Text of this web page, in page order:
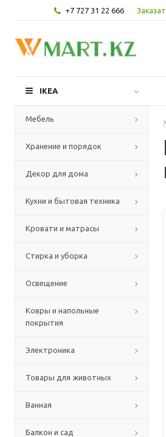
+7 727 31 22 666
IKEA
Мебель
Хранение и порядок
Декор для дома
Кухни и бытовая техника
Кровати и матрасы
Стирка и уборка
Освещение
Ковры и напольные
покрытия
Электроника
Товары для животных
Ванная
Балкон и сад